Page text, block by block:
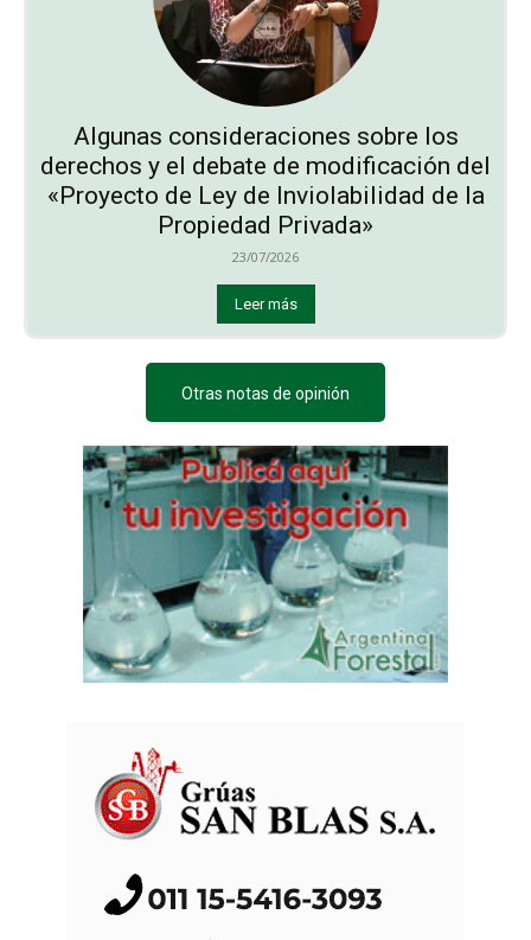
Algunas consideraciones sobre los
derechos y el debate de modificación del
«Proyecto de Ley de Inviolabilidad de la
Propiedad Privada»
23/07/2026
Leer más
Otras notas de opinión